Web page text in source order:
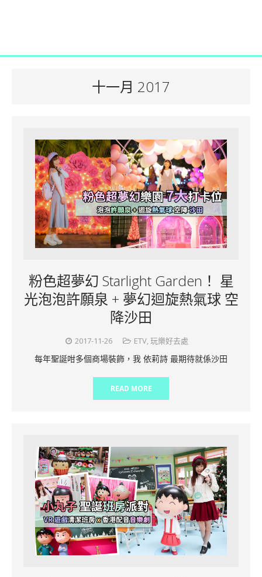
十一月 2017
粉色超夢幻 Starlight Garden！ 星
光泡泡許願泉 + 夢幻迴旋熱氣球 空
降沙田
2017-11-26 ETV,玩樂好去處
每年聖誕咁多個商場裝飾，我 依莉詩 最期待就係沙田
READ MORE